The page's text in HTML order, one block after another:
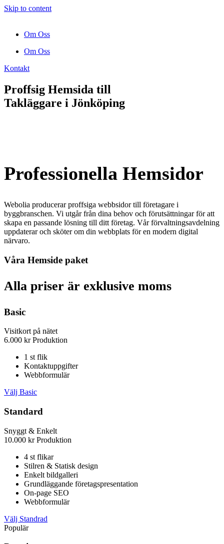
Skip to content
Om Oss
Om Oss
Kontakt
Proffsig Hemsida till
Takläggare i Jönköping
Professionella Hemsidor
Webolia producerar proffsiga webbsidor till företagare i
byggbranschen. Vi utgår från dina behov och förutsättningar för att
skapa en passande lösning till ditt företag. Vår förvaltningsavdelning
uppdaterar och sköter om din webbplats för en modern digital
närvaro.
Våra Hemside paket
Alla priser är exklusive moms
Basic
Visitkort på nätet
6.000 kr Produktion
1 st flik
Kontaktuppgifter
Webbformulär
Välj Basic
Standard
Snyggt & Enkelt
10.000 kr Produktion
4 st flikar
Stilren & Statisk design
Enkelt bildgalleri
Grundläggande företagspresentation
On-page SEO
Webbformulär
Välj Standrad
Populär